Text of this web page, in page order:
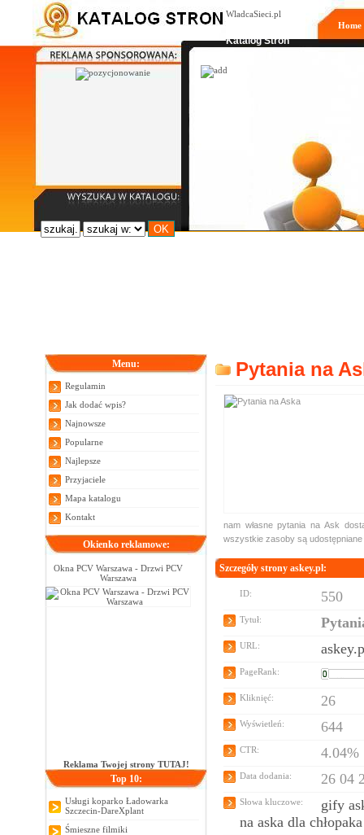
WladcaSieci.pl
Katalog Stron
Home
Menu:
Regulamin
Jak dodać wpis?
Najnowsze
Popularne
Najlepsze
Przyjaciele
Mapa katalogu
Kontakt
Okienko reklamowe:
Okna PCV Warszawa - Drzwi PCV
Warszawa
Reklama Twojej strony TUTAJ!
Top 10:
Usługi koparko Ładowarka
Szczecin-DareXplant
Śmieszne filmiki
Pytania na
nam własne pytania na Ask
wszystkie zasoby są udostępniane
Szczegóły strony askey.pl:
ID: 550
Tytuł:
URL:
PageRank:
Kliknięć: 26
Wyświetleń: 644
CTR: 4.04%
Data dodania: 26 04
Słowa kluczowe:
gify
na aska dla chłopaka